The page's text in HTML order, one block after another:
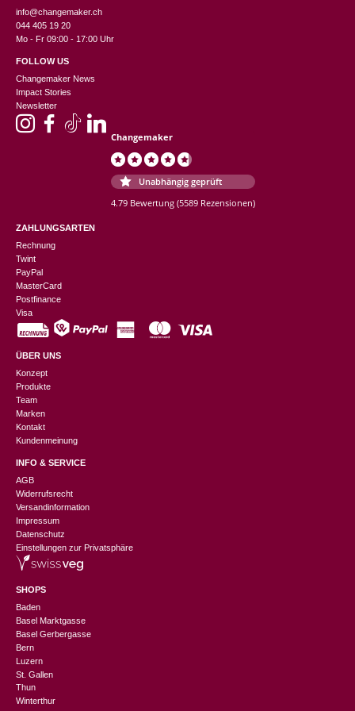
info@changemaker.ch
044 405 19 20
Mo - Fr 09:00 - 17:00 Uhr
FOLLOW US
Changemaker News
Impact Stories
Newsletter
Changemaker
Unabhängig geprüft
4.79 Bewertung (5589 Rezensionen)
ZAHLUNGSARTEN
Rechnung
Twint
PayPal
MasterCard
Postfinance
Visa
ÜBER UNS
Konzept
Produkte
Team
Marken
Kontakt
Kundenmeinung
INFO & SERVICE
AGB
Widerrufsrecht
Versandinformation
Impressum
Datenschutz
Einstellungen zur Privatsphäre
SHOPS
Baden
Basel Marktgasse
Basel Gerbergasse
Bern
Luzern
St. Gallen
Thun
Winterthur